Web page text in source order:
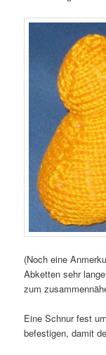
(Noch eine
Abketten sehr
zum
Eine Schnur fest
befestigen, damit